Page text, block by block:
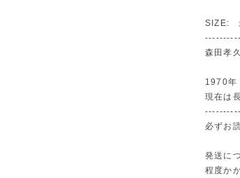
SIZE:
森田孝
1970
現在は
必ずお
発送に
程度か